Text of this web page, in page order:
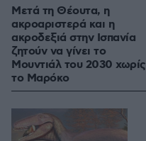
Μετά τη Θέουτα, η
ακροαριστερά και η
ακροδεξιά στην Ισπανία
ζητούν να γίνει το
Μουντιάλ του 2030 χωρίς
το Μαρόκο